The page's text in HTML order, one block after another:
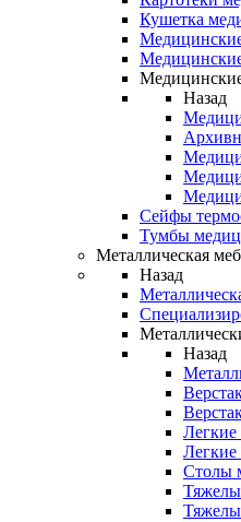
Кушетка
Назад
Сейфы
Тумбы
Металлическая
Назад
Назад
Легкие
Легкие
Столы